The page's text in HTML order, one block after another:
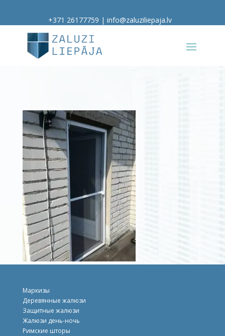
+371 26177759 | info@zaluziliepaja.lv
Маркизы
Деревянные жалюзи
Защитные жалюзи
Жалюзи день-ночь
Римские шторы